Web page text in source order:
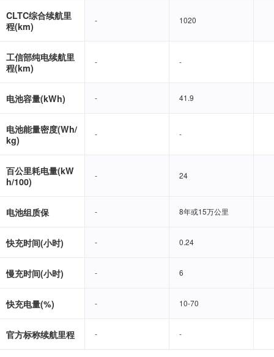
CLTC综合续航里
程(km)
- 1020
工信部纯电续航里
程(km)
- -
电池容量(kWh) - 41.9
电池能量密度(Wh/
kg)
- -
百公里耗电量(kW
h/100)
- 24
电池组质保 - 8年或15万公里
快充时间(小时) - 0.24
慢充时间(小时) - 6
快充电量(%) - 10-70
官方标称续航里程 - -
- 1020
- -
- 41.9
- -
- 24
- 8年或15万公里
- 0.24
- 6
- 10-70
- -